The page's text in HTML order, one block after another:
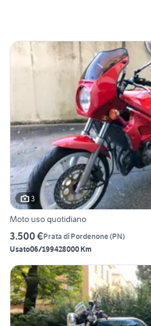
3
Moto uso quotidiano
3.500 €Prata di Pordenone(PN)
Usato06/199428000 Km